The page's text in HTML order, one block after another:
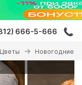
666-5-666
Цветы Новогодние